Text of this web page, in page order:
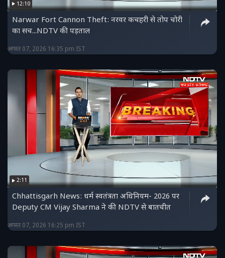
12:10
Narwar Fort Cannon Theft: नरवर कचहरी से तोप चोरी
का सच...NDTV की पड़ताल
अगस्त 07, 2026 16:35 pm IST
2:11
Chhattisgarh News: धर्म स्वतंत्रता अधिनियम- 2026 पर
Deputy CM Vijay Sharma ने की NDTV से बातचीत
अगस्त 07, 2026 16:25 pm IST